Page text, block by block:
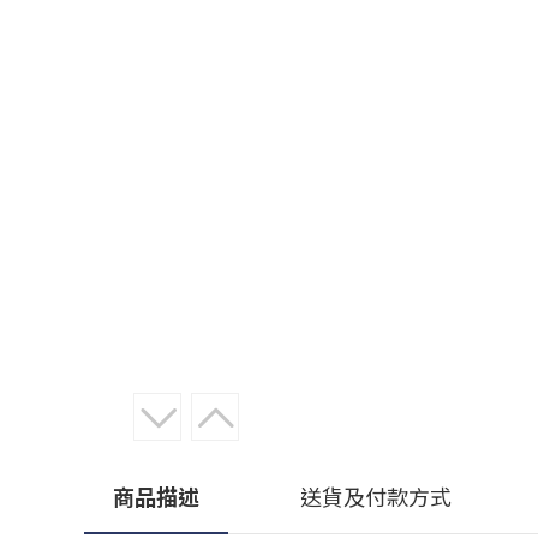
商品描述 送貨及付款方式